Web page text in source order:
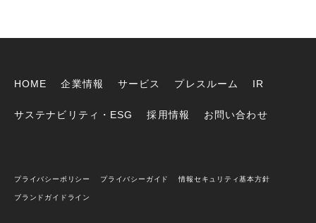
HOME 企業情報 サービス プレスルーム IR
サステナビリティ・ESG 採用情報 お問い合わせ
プライバシーポリシー プライバシーガイド
情報セキュリティ基本方針
ブランドガイドライン